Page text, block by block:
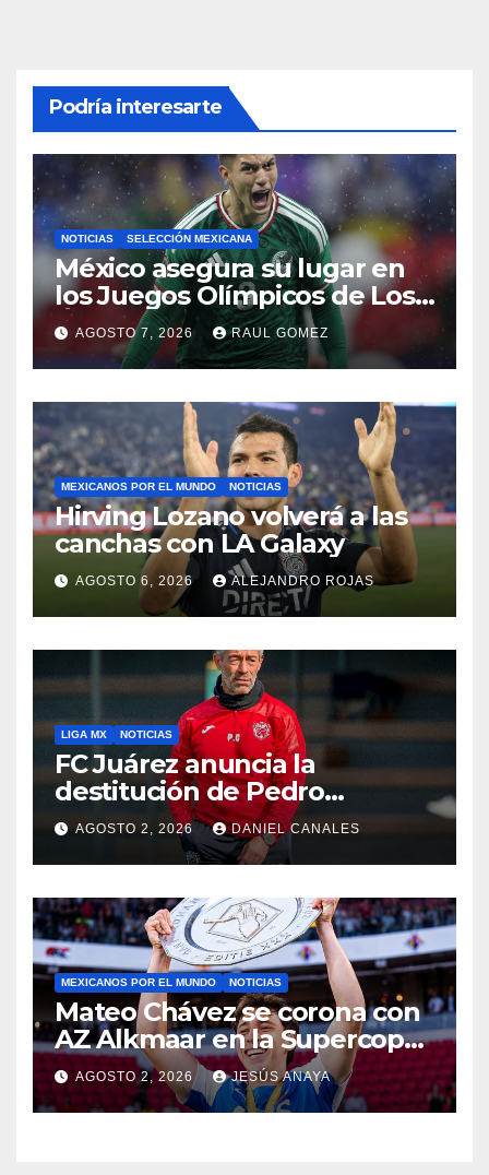
Podría interesarte
NOTICIAS SELECCIÓN MEXICANA
México asegura su lugar en
los Juegos Olímpicos de Los
Ángeles 2028
AGOSTO 7, 2026 RAUL GOMEZ
MEXICANOS POR EL MUNDO NOTICIAS
Hirving Lozano volverá a las
canchas con LA Galaxy
AGOSTO 6, 2026 ALEJANDRO ROJAS
LIGA MX NOTICIAS
FC Juárez anuncia la
destitución de Pedro
Caixinha
AGOSTO 2, 2026 DANIEL CANALES
MEXICANOS POR EL MUNDO NOTICIAS
Mateo Chávez se corona con
AZ Alkmaar en la Supercopa
de Países Bajos
AGOSTO 2, 2026 JESÚS ANAYA